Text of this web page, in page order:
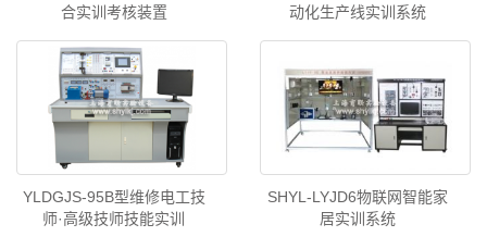
合实训考核装置
动化生产线实训系统
YLDGJS-95B型维修电工技
师·高级技师技能实训
SHYL-LYJD6物联网智能家
居实训系统